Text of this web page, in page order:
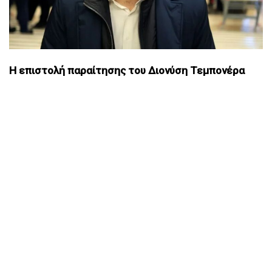
Η επιστολή παραίτησης του Διονύση Τεμπονέρα